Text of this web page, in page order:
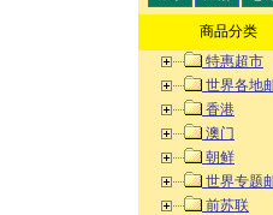
商品分类
特惠超市
世界各地
香港
澳门
朝鲜
世界专题
前苏联